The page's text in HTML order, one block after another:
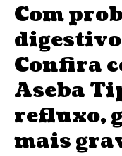
Com
Confira
Aseba
refluxo,
mais